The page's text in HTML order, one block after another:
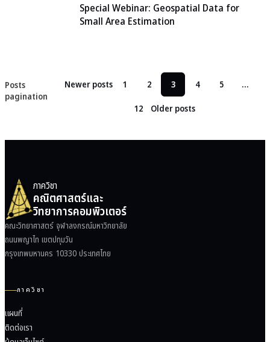
Special Webinar: Geospatial Data for
Small Area Estimation
Posts
pagination
Newer posts 1 2 3 4 5
…
12
Older posts
ภาควิชา
คณิตศาสตร์และ
วิทยาการคอมพิวเตอร์
คณะวิทยาศาสตร์ จุฬาลงกรณ์มหาวิทยาลัย
ถนนพญาไท เขตปทุมวัน
กรุงเทพมหานคร 10330 ประเทศไทย
ภาควิชา
แผนที่
ติดต่อเรา